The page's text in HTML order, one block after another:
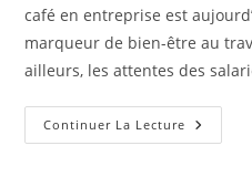
café en entreprise est
marqueur de bien-être au
ailleurs, les attentes des
Continuer La Lecture